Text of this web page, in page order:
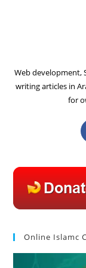
Web development,
writing articles in
for
Online Islamc